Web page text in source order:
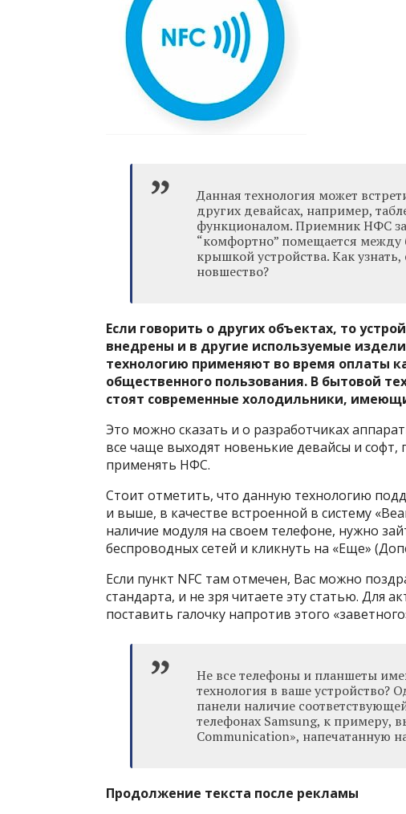
Данная технология может
других девайсах, например,
функционалом. Приемник НФС
“комфортно” помещается между
крышкой устройства. Как
новшество?
Если говорить о других объектах, то
внедрены и в другие используемые
технологию применяют во время оплаты
общественного пользования. В бытовой
стоят современные холодильники,
Это можно сказать и о разработчиках
все чаще выходят новенькие девайсы и
применять НФС.
Стоит отметить, что данную технологию
и выше, в качестве встроенной в систему
наличие модуля на своем телефоне, нужно
беспроводных сетей и кликнуть на «Еще»
Если пункт NFC там отмечен, Вас можно
стандарта, и не зря читаете эту статью. Для
поставить галочку напротив этого
Не все телефоны и планшеты
технология в ваше устройство?
панели наличие
телефонах Samsung, к примеру,
Communication», напечатанную
Продолжение текста после рекламы